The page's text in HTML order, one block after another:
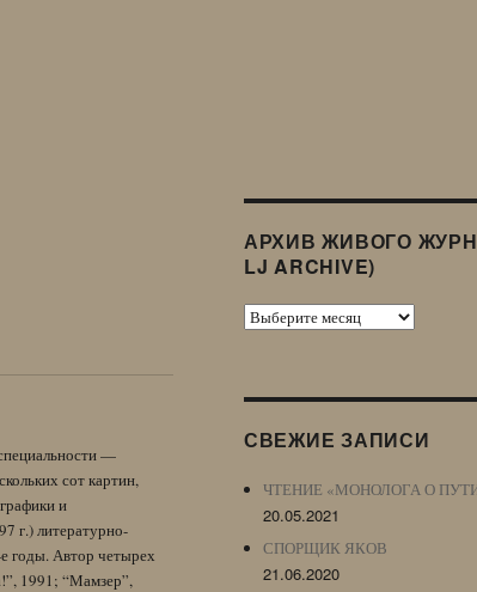
—
сот картин,
и
г.) литературно-
годы. Автор четырех
1991; “Мамзер”,
АРХИВ ЖИВОГО
LJ ARCHIVE)
Архив
Archive)
СВЕЖИЕ ЗАПИСИ
ЧТЕНИЕ «МОНОЛОГА О
20.05.2021
СПОРЩИК ЯКОВ
21.06.2020